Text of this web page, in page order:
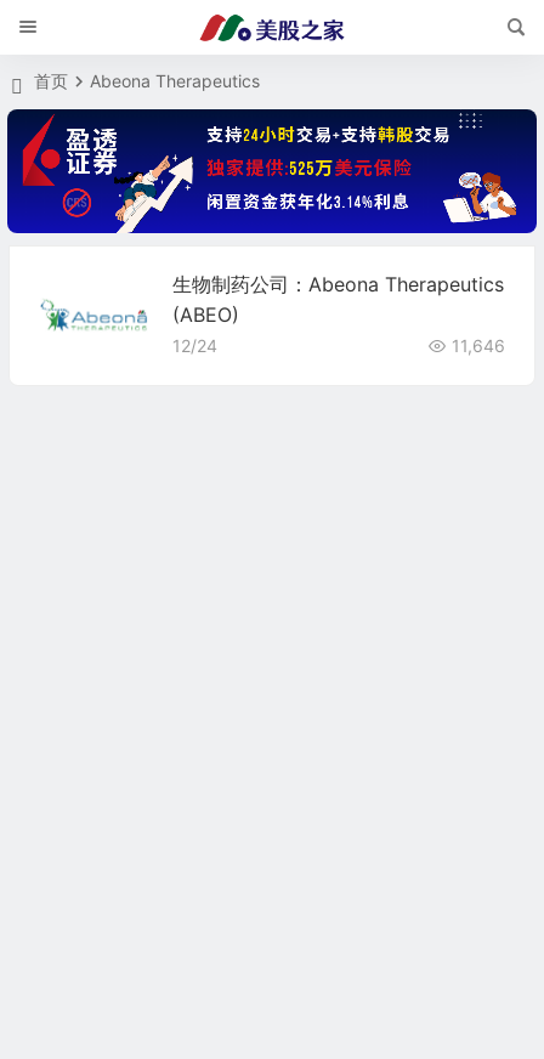
首页 Abeona Therapeutics
生物制药公司：Abeona Therapeutics
(ABEO)
12/24 11,646